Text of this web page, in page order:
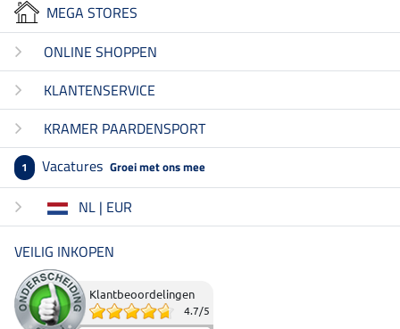
MEGA STORES
ONLINE SHOPPEN
KLANTENSERVICE
KRAMER PAARDENSPORT
1 Vacatures Groei met ons mee
NL | EUR
VEILIG INKOPEN
Klantbeoordelingen
4.7/5